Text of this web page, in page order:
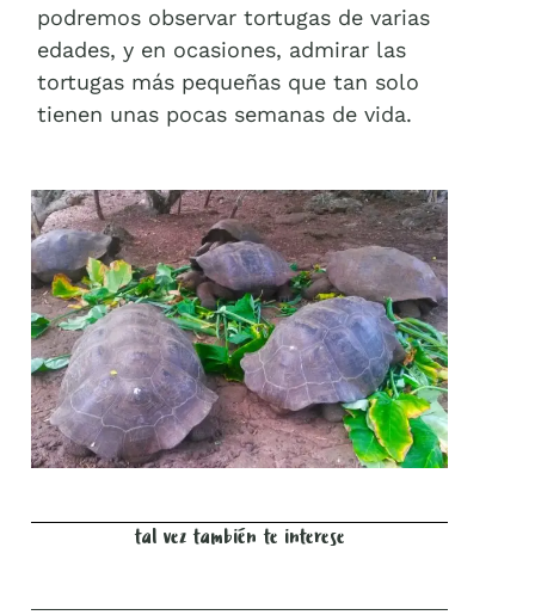
podremos observar tortugas de varias
edades, y en ocasiones, admirar las
tortugas más pequeñas que tan solo
tienen unas pocas semanas de vida.
tal vez también te interese